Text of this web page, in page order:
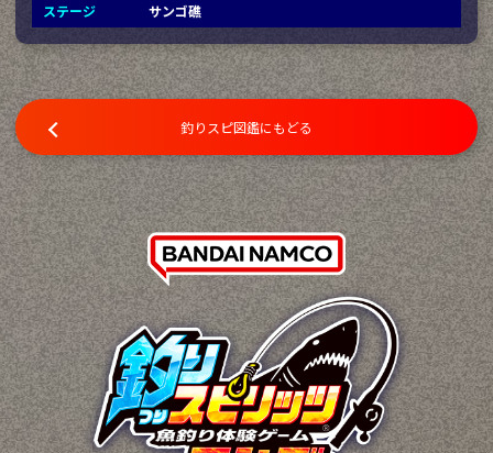
ステージ
サンゴ礁
釣りスピ図鑑にもどる